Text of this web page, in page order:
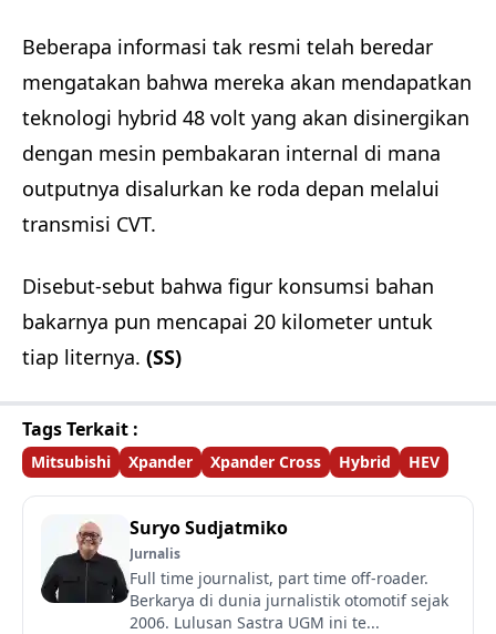
Beberapa informasi tak resmi telah beredar
mengatakan bahwa mereka akan mendapatkan
teknologi hybrid 48 volt yang akan disinergikan
dengan mesin pembakaran internal di mana
outputnya disalurkan ke roda depan melalui
transmisi CVT.
Disebut-sebut bahwa figur konsumsi bahan
bakarnya pun mencapai 20 kilometer untuk
tiap liternya. (SS)
Tags Terkait :
Mitsubishi Xpander Xpander Cross Hybrid HEV
Suryo Sudjatmiko
Jurnalis
Full time journalist, part time off-roader.
Berkarya di dunia jurnalistik otomotif sejak
2006. Lulusan Sastra UGM ini te...